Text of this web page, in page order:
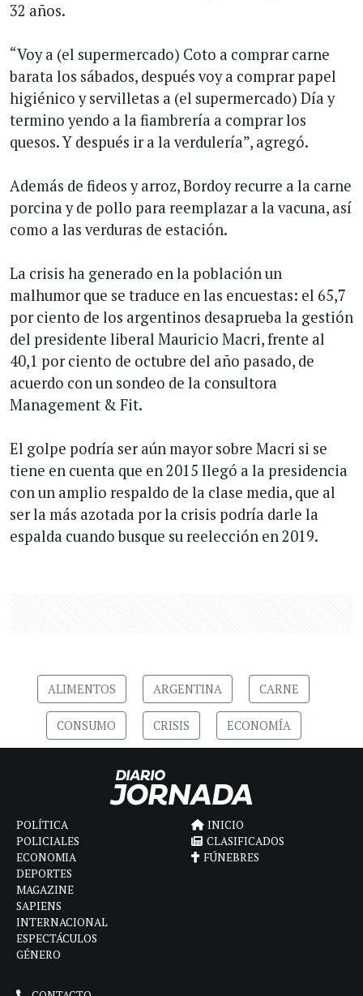
32 años.
“Voy a (el supermercado) Coto a comprar carne
barata los sábados, después voy a comprar papel
higiénico y servilletas a (el supermercado) Día y
termino yendo a la fiambrería a comprar los
quesos. Y después ir a la verdulería”, agregó.
Además de fideos y arroz, Bordoy recurre a la carne
porcina y de pollo para reemplazar a la vacuna, así
como a las verduras de estación.
La crisis ha generado en la población un
malhumor que se traduce en las encuestas: el 65,7
por ciento de los argentinos desaprueba la gestión
del presidente liberal Mauricio Macri, frente al
40,1 por ciento de octubre del año pasado, de
acuerdo con un sondeo de la consultora
Management & Fit.
El golpe podría ser aún mayor sobre Macri si se
tiene en cuenta que en 2015 llegó a la presidencia
con un amplio respaldo de la clase media, que al
ser la más azotada por la crisis podría darle la
espalda cuando busque su reelección en 2019.
ALIMENTOS ARGENTINA CARNE
CONSUMO CRISIS ECONOMÍA
POLÍTICA
POLICIALES
ECONOMIA
DEPORTES
MAGAZINE
SAPIENS
INTERNACIONAL
ESPECTÁCULOS
GÉNERO
INICIO
CLASIFICADOS
FÚNEBRES